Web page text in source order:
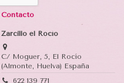
Contacto
Zarcillo el Rocío
C/ Moguer, 5, El Rocío
(Almonte, Huelva) España
622 139 771